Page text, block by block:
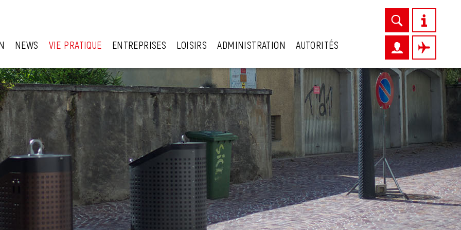
NEWS VIE PRATIQUE ENTREPRISES LOISIRS ADMINISTRATION AUTORITÉS